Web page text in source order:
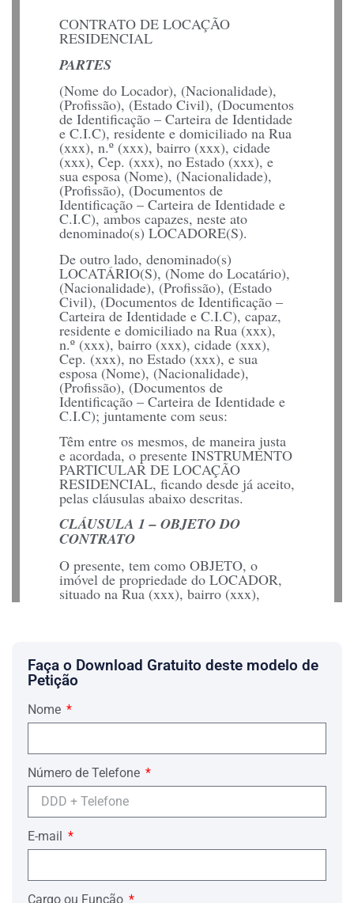
CONTRATO DE LOCAÇÃO
RESIDENCIAL
PARTES
(Nome do Locador), (Nacionalidade),
(Profissão), (Estado Civil), (Documentos
de Identificação – Carteira de Identidade
e C.I.C), residente e domiciliado na Rua
(xxx), n.º (xxx), bairro (xxx), cidade
(xxx), Cep. (xxx), no Estado (xxx), e
sua esposa (Nome), (Nacionalidade),
(Profissão), (Documentos de
Identificação – Carteira de Identidade e
C.I.C), ambos capazes, neste ato
denominado(s) LOCADORE(S).
De outro lado, denominado(s)
LOCATÁRIO(S), (Nome do Locatário),
(Nacionalidade), (Profissão), (Estado
Civil), (Documentos de Identificação –
Carteira de Identidade e C.I.C), capaz,
residente e domiciliado na Rua (xxx),
n.º (xxx), bairro (xxx), cidade (xxx),
Cep. (xxx), no Estado (xxx), e sua
esposa (Nome), (Nacionalidade),
(Profissão), (Documentos de
Identificação – Carteira de Identidade e
C.I.C); juntamente com seus:
Têm entre os mesmos, de maneira justa
e acordada, o presente INSTRUMENTO
PARTICULAR DE LOCAÇÃO
RESIDENCIAL, ficando desde já aceito,
pelas cláusulas abaixo descritas.
CLÁUSULA 1 – OBJETO DO
CONTRATO
O presente, tem como OBJETO, o
imóvel de propriedade do LOCADOR,
situado na Rua (xxx), bairro (xxx),
cidade (xxx), Cep (xxx), no Estado
dívidas.
PARÁGRAFO ÚNICO: O imóvel
entregue na Data da assinatura deste
contrato, pelo LOCADOR ao
CLÁUSULA 2 – PRAZO DE
LOCAÇÃO
A presente locação terá o lapso temporal
de validade de (xxx) meses, a iniciar-se
(xxx) no ano de (xxx), Data a qual o
Faça o Download Gratuito deste modelo de
Petição
Nome
Número de Telefone
E-mail
Cargo ou Função